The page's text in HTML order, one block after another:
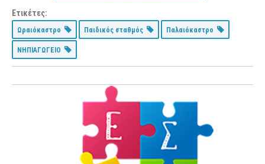
Ετικέτες:
Ωραιόκαστρο Παιδικός σταθμός Παλαιόκαστρο
ΝΗΠΙΑΓΩΓΕΙΟ